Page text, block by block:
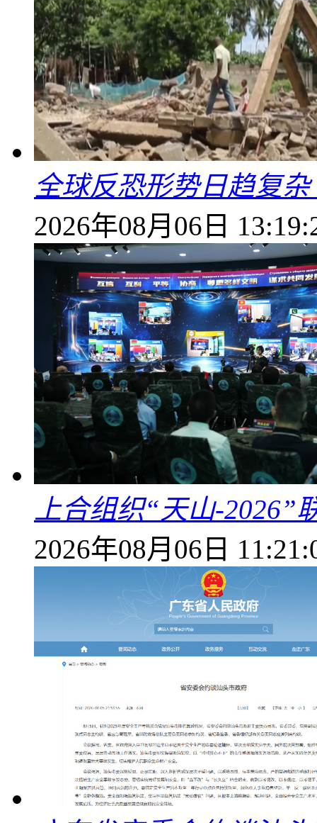
全球反恐形势日趋复
2026年08月06日
上合组织“天山-2026”
2026年08月06日